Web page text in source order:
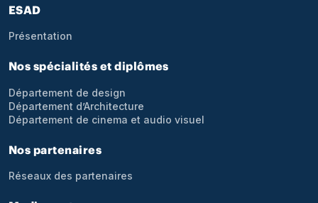
Pied de page
ESAD
Présentation
Nos spécialités et diplômes
Département de design
Département d’Architecture
Département de cinema et audio visuel
Nos partenaires
Réseaux des partenaires